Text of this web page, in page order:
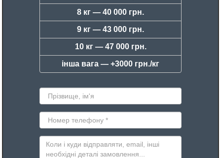
8 кг — 40 000 грн.
9 кг — 43 000 грн.
10 кг — 47 000 грн.
інша вага — +3000 грн./кг